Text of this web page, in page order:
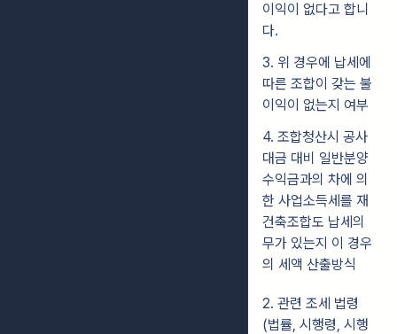
이익이 없다고 합니
다.
3. 위 경우에 납세에
따른 조합이 갖는 불
이익이 없는지 여부
4. 조합청산시 공사
대금 대비 일반분양
수익금과의 차에 의
한 사업소득세를 재
건축조합도 납세의
무가 있는지 이 경우
의 세액 산출방식
2. 관련 조세 법령
(법률, 시행령, 시행